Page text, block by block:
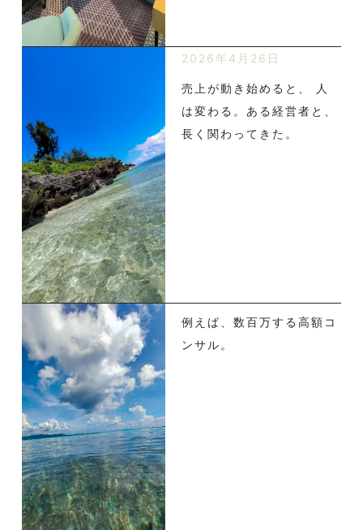
2026年4月26日
売上が動き始めると、 人
は変わる。ある経営者と、
長く関わってきた。
例えば、数百万する高額コ
ンサル。